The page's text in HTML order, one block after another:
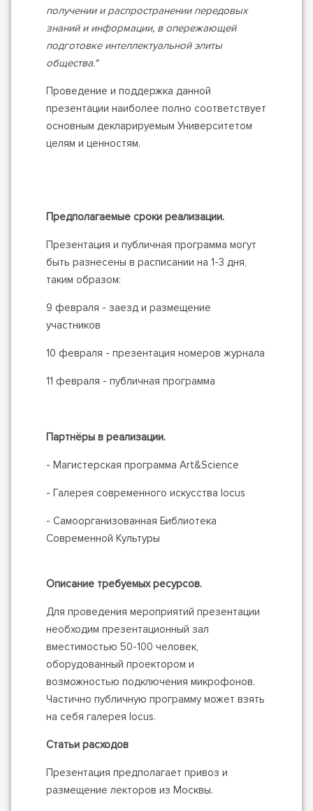
получении и распространении передовых
знаний и информации, в опережающей
подготовке интеллектуальной элиты
общества."
Проведение и поддержка данной
презентации наиболее полно соответствует
основным декларируемым Университетом
целям и ценностям.
Предполагаемые сроки реализации.
Презентация и публичная программа могут
быть разнесены в расписании на 1-3 дня,
таким образом:
9 февраля - заезд и размещение
участников
10 февраля - презентация номеров журнала
11 февраля - публичная программа
Партнёры в реализации.
- Магистерская программа Art&Science
- Галерея современного искусства locus
- Самоорганизованная Библиотека
Современной Культуры
Описание требуемых ресурсов.
Для проведения мероприятий презентации
необходим презентационный зал
вместимостью 50-100 человек,
оборудованный проектором и
возможностью подключения микрофонов.
Частично публичную программу может взять
на себя галерея locus.
Статьи расходов
Презентация предполагает привоз и
размещение лекторов из Москвы.